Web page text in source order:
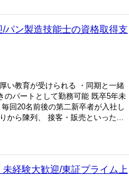
パン製造技能士の資格取得支
い教育が受けられる ・同期と一緒
のパートとして勤務可能 既卒5年未
回20名前後の第二新卒者が入社し
から陳列、 接客・販売といった...
経験大歓迎/東証プライム上